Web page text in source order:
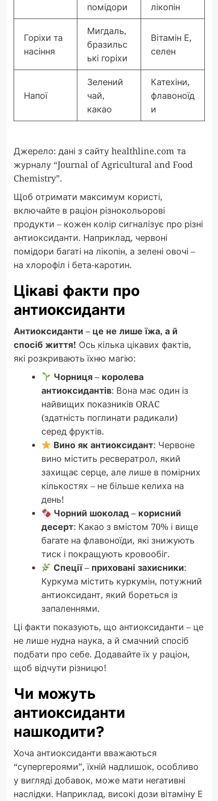
помідори
лікопін
Горіхи та
насіння
Мигдаль,
бразильс
ькі горіхи
Вітамін Е,
селен
Напої
Зелений
чай,
какао
Катехіни,
флавоноїд
и
Джерело: дані з сайту healthline.com та
журналу “Journal of Agricultural and Food
Chemistry”.
Щоб отримати максимум користі,
включайте в раціон різнокольорові
продукти – кожен колір сигналізує про різні
антиоксиданти. Наприклад, червоні
помідори багаті на лікопін, а зелені овочі –
на хлорофіл і бета-каротин.
Цікаві факти про
антиоксиданти
Антиоксиданти – це не лише їжа, а й
спосіб життя! Ось кілька цікавих фактів,
які розкривають їхню магію:
Чорниця – королева
антиоксидантів: Вона має один із
найвищих показників ORAC
(здатність поглинати радикали)
серед фруктів.
Вино як антиоксидант: Червоне
вино містить ресвератрол, який
захищає серце, але лише в помірних
кількостях – не більше келиха на
день!
Чорний шоколад – корисний
десерт: Какао з вмістом 70% і вище
багате на флавоноїди, які знижують
тиск і покращують кровообіг.
Спеції – приховані захисники:
Куркума містить куркумін, потужний
антиоксидант, який бореться із
запаленнями.
Ці факти показують, що антиоксиданти – це
не лише нудна наука, а й смачний спосіб
подбати про себе. Додавайте їх у раціон,
щоб відчути різницю!
Чи можуть
антиоксиданти
нашкодити?
Хоча антиоксиданти вважаються
“супергероями”, їхній надлишок, особливо
у вигляді добавок, може мати негативні
наслідки. Наприклад, високі дози вітаміну Е